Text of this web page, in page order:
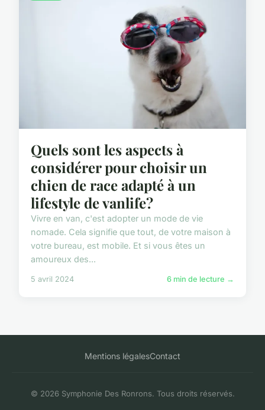
Quels sont les aspects à
considérer pour choisir un
chien de race adapté à un
lifestyle de vanlife?
Vivre en van, c'est adopter un mode de vie
nomade. Cela signifie que tout, de votre maison à
votre bureau, est mobile. Et si vous êtes un
amoureux des...
5 avril 2024 6 min de lecture →
Mentions légalesContact
© 2026 Symphonie Des Ronrons. Tous droits réservés.